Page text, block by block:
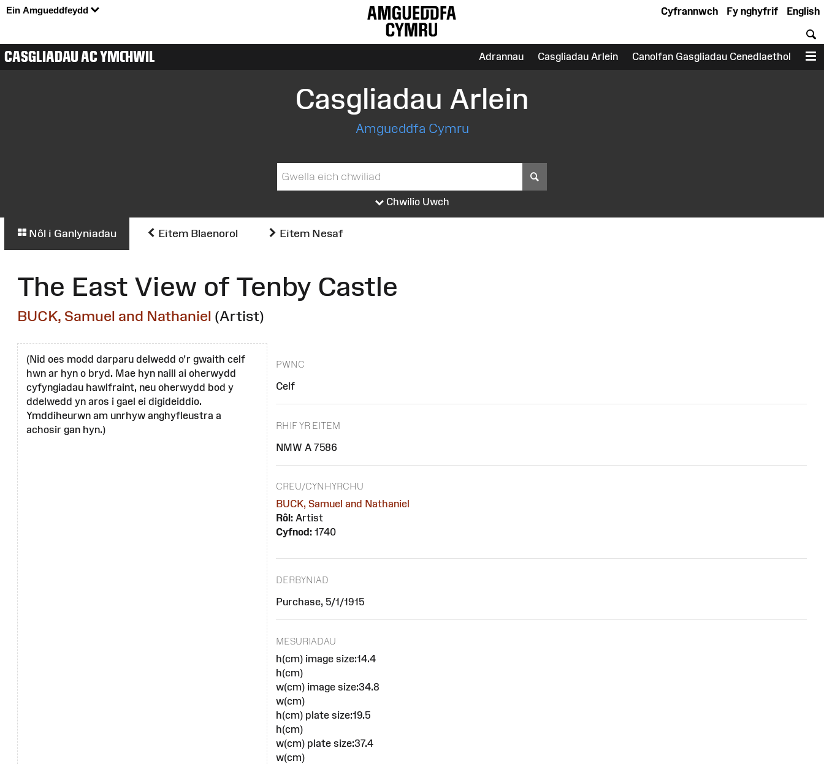
Ein Amgueddfeydd English
Fy nghyfrif
Cyfrannwch
CASGLIADAU AC YMCHWIL Adrannau Casgliadau Arlein Canolfan Gasgliadau Cenedlaethol
Casgliadau Arlein
Amgueddfa Cymru
Chwilio Uwch
Nôl i Ganlyniadau Eitem Blaenorol Eitem Nesaf
The East View of Tenby Castle
BUCK, Samuel and Nathaniel (Artist)
(Nid oes modd darparu delwedd o'r gwaith celf
hwn ar hyn o bryd. Mae hyn naill ai oherwydd
cyfyngiadau hawlfraint, neu oherwydd bod y
ddelwedd yn aros i gael ei digideiddio.
Ymddiheurwn am unrhyw anghyfleustra a
achosir gan hyn.)
PWNC
Celf
RHIF YR EITEM
NMW A 7586
CREU/CYNHYRCHU
BUCK, Samuel and Nathaniel
Rôl: Artist
Cyfnod: 1740
DERBYNIAD
Purchase, 5/1/1915
MESURIADAU
h(cm) image size:14.4
h(cm)
w(cm) image size:34.8
w(cm)
h(cm) plate size:19.5
h(cm)
w(cm) plate size:37.4
w(cm)